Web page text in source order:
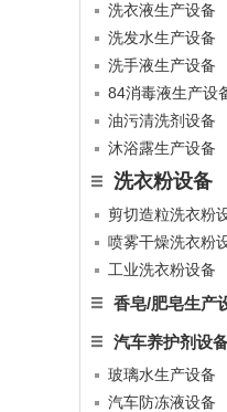
洗衣液生产设备
洗发水生产设备
洗手液生产设备
84消毒液生产设
油污清洗剂设备
沐浴露生产设备
洗衣粉设备
剪切造粒洗衣粉
喷雾干燥洗衣粉
工业洗衣粉设备
香皂/肥皂生产
汽车养护剂设
玻璃水生产设备
汽车防冻液设备